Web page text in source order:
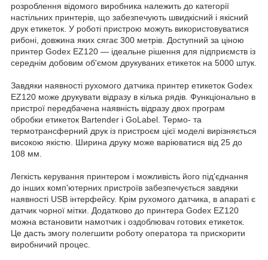
розроблення відомого виробника належить до категорії
настільних принтерів, що забезпечують швидкісний і якісний
друк етикеток. У роботі пристрою можуть використовуватися
рибоні, довжина яких сягає 300 метрів. Доступний за ціною
принтер Godex EZ120 — ідеальне рішення для підприємств із
середнім добовим об'ємом друкуваних етикеток на 5000 штук.
Завдяки наявності рухомого датчика принтер етикеток Godex
EZ120 може друкувати відразу в кілька рядів. Функціонально в
пристрої передбачена наявність відразу двох програм
обробки етикеток Bartender і GoLabel. Термо- та
термотрансферний друк із пристроєм цієї моделі вирізняється
високою якістю. Ширина друку може варіюватися від 25 до
108 мм.
Легкість керування принтером і можливість його під'єднання
до інших комп'ютерних пристроїв забезпечується завдяки
наявності USB інтерфейсу. Крім рухомого датчика, в апараті є
датчик чорної мітки. Додатково до принтера Godex EZ120
можна встановити намотчик і оздоблювач готових етикеток.
Це дасть змогу полегшити роботу оператора та прискорити
виробничий процес.